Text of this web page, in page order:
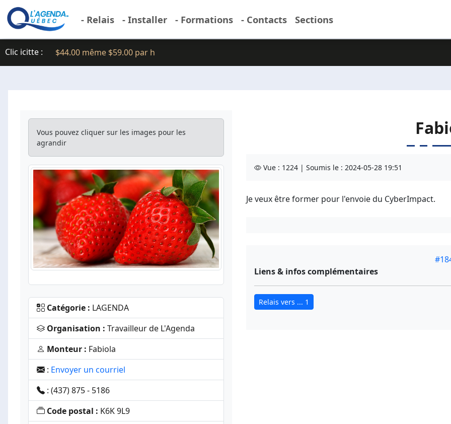
- Relais - Installer - Formations - Contacts Sections
Clic icitte : $44.00 même $59.00 par h
Vous pouvez cliquer sur les images pour les
agrandir
Catégorie : LAGENDA
Organisation : Travailleur de L'Agenda
Monteur : Fabiola
: Envoyer un courriel
: (437) 875 - 5186
Code postal : K6K 9L9
Vue : 1224 | Soumis le : 2024-05-28 19:51
Je veux être former pour l'envoie du CyberImpact.
Liens & infos complémentaires
Relais vers ... 1